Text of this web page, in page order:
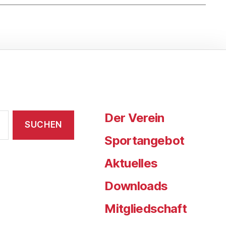
Der Verein
Sportangebot
Aktuelles
Downloads
Mitgliedschaft